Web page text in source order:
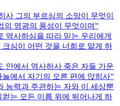
사 그의 부르심의 소망이 무엇이
의 영광의 풍성이 무엇이며
역사하심을 따라 믿는 우리에게
심이 어떤 것을 너희로 알게 하
안에서 역사하사 죽은 자들 가운
에서 자기의 오른 편에 앉히사
능력과 주관하는 자와 이 세상뿐
는 모든 이름 위에 뛰어나게 하